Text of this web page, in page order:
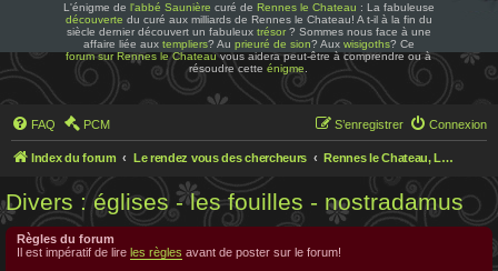
L'énigme de l'abbé Saunière curé de Rennes le Chateau : La fabuleuse
découverte du curé aux milliards de Rennes le Chateau! A t-il à la fin du
siècle dernier découvert un fabuleux trésor? Sommes nous face à une
affaire liée aux templiers? Au prieuré de sion? Aux wisigoths? Ce
forum sur Rennes le Chateauvous aidera peut-être à comprendre ou à
résoudre cetteénigme
FAQ PCM Connexion
S’enregistrer
Index du forum Le rendez vous des chercheurs Rennes le Chateau, Le rendez-vous des chercheurs
Divers : églises - les fouilles - nostradamus
Règles du forum
Il est impératif de lire les règles avant de poster sur le forum!